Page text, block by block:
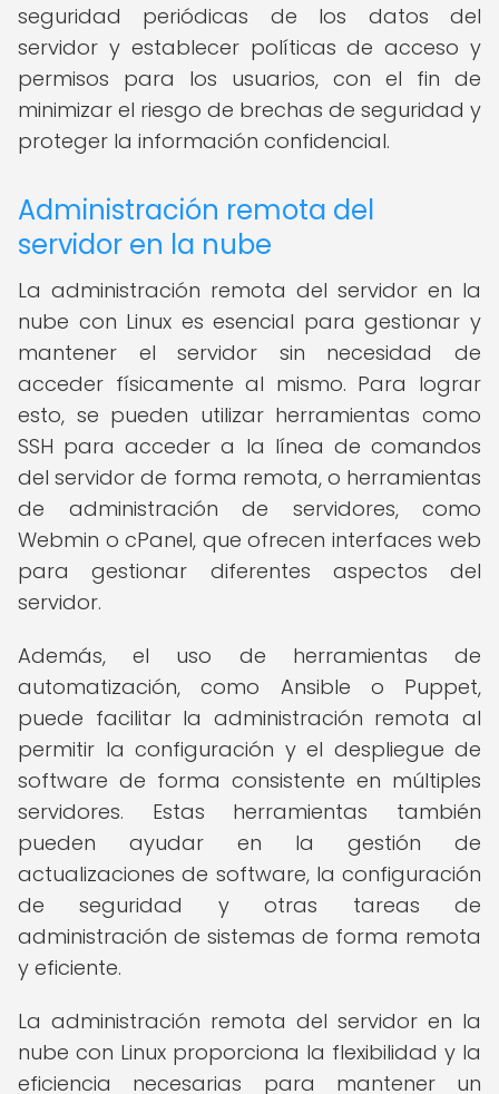
seguridad periódicas de los datos del
servidor y establecer políticas de acceso y
permisos para los usuarios, con el fin de
minimizar el riesgo de brechas de seguridad y
proteger la información confidencial.
Administración remota del
servidor en la nube
La administración remota del servidor en la
nube con Linux es esencial para gestionar y
mantener el servidor sin necesidad de
acceder físicamente al mismo. Para lograr
esto, se pueden utilizar herramientas como
SSH para acceder a la línea de comandos
del servidor de forma remota, o herramientas
de administración de servidores, como
Webmin o cPanel, que ofrecen interfaces web
para gestionar diferentes aspectos del
servidor.
Además, el uso de herramientas de
automatización, como Ansible o Puppet,
puede facilitar la administración remota al
permitir la configuración y el despliegue de
software de forma consistente en múltiples
servidores. Estas herramientas también
pueden ayudar en la gestión de
actualizaciones de software, la configuración
de seguridad y otras tareas de
administración de sistemas de forma remota
y eficiente.
La administración remota del servidor en la
nube con Linux proporciona la flexibilidad y la
eficiencia necesarias para mantener un